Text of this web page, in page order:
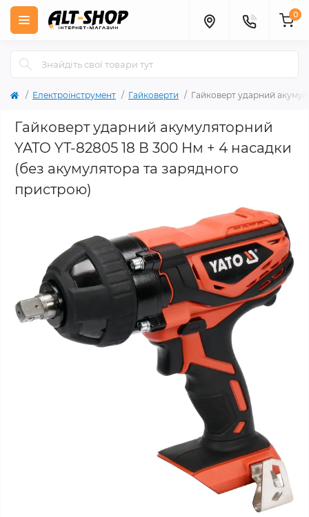
0
Електроінструмент Гайковерти Гайковерт ударний
Гайковерт ударний акумуляторний
YATO YT-82805 18 В 300 Нм + 4 насадки
(без акумулятора та зарядного
пристрою)